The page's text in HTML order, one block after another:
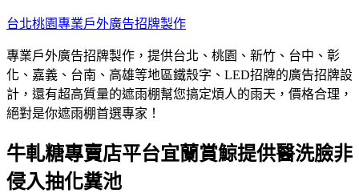
跳
主
要
內
容
台北桃園專業戶外廣告招牌製作
專業戶外廣告招牌製作，提供台北、桃園、新竹、台中、彰
化、嘉義、台南、高雄等地區鐵殼字、LED招牌的廣告招牌設
計，還有超高質量的遮雨棚幫您搞定煩人的雨天，價格合理，
絕對是你遮雨棚首選專家！
牛軋糖專賣店平台宜蘭賞鯨提供醫洗臉非
侵入抽化糞池